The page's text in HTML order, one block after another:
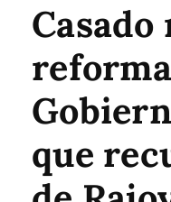
Casado
que